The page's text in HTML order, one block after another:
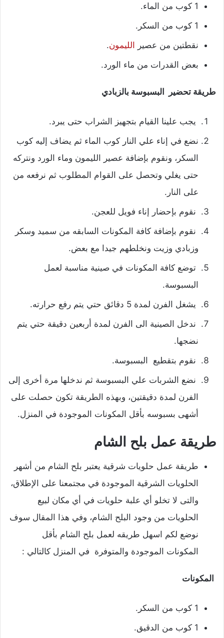
1 كوب من الماء.
1 كوب من السكر.
نقطتين من عصير الليمون.
بعض القدرات من ماء الورد.
طريقة تحضير البسبوسة بالزبادي
يجب علينا القيام بتجهيز الشراب حتى يبرد.
نضع في إناء علي النار كوب الماء ثم يضاف إليه كوب
السكر، ونقوم بإضافة عصير الليمون وماء الورد ونتركه
حتى يغلي وتحصل على القوام المطلوب ثم نرفعه من
على النار.
نقوم بإحضار إناء فويل للعجن.
نقوم بإضافة كافة المكونات السابقه من سميد وسكر
وزبادي وزيت ونخلطهم جيدا مع بعض.
توضع كافة المكونات في صينية مناسبة لعمل
البسبوسة.
يشغل الفرن لمدة 5 دقائق حتي يتم رفع حرارته.
ندخل الصينية الى الفرن لمدة أربعين دقيقة حتي يتم
نضجها.
نقوم بتقطيع البسبوسة.
نضع الشربات علي البسبوسة ثم ندخلها مرة أخرى إلى
الفرن لمدة دقيقتين، وبهذه الطريقة تكون حصلت على
أشهى بسبوسه بأقل المكونات الموجودة في المنزل.
طريقة عمل بلح الشام
طريقة عمل حلويات شرقية يعتبر بلح الشام من أشهر
الحلويات الشرقية الموجودة في مجتمعنا على الإطلاق،
والتى لا تخلو أي علبة حلويات في أي مكان لبيع
الحلويات من وجود البلح الشام، وفي هذا المقال سوف
نوضع لكم اسهل طريقه لعمل بلح الشام بأقل
المكونات الموجودة والمتوفرة في المنزل كالتالي :
المكونات
1 كوب من السكر.
1 كوب من الدقيق.